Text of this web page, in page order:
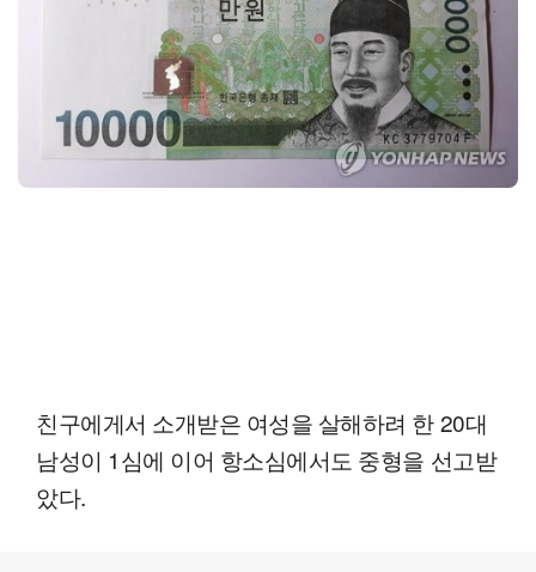
친구에게서 소개받은 여성을 살해하려 한 20대
남성이 1심에 이어 항소심에서도 중형을 선고받
았다.